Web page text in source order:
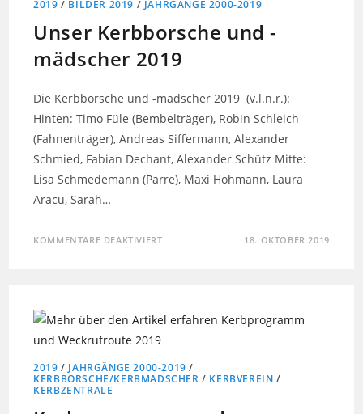
2019 / BILDER 2019 / JAHRGÄNGE 2000-2019
Unser Kerbborsche und -
mädscher 2019
Die Kerbborsche und -mädscher 2019 (v.l.n.r.):
Hinten: Timo Füle (Bembelträger), Robin Schleich
(Fahnenträger), Andreas Siffermann, Alexander
Schmied, Fabian Dechant, Alexander Schütz Mitte:
Lisa Schmedemann (Parre), Maxi Hohmann, Laura
Aracu, Sarah…
KOMMENTARE DEAKTIVIERT 18. OKTOBER 2019
2019 / JAHRGÄNGE 2000-2019 /
KERBBORSCHE/KERBMÄDSCHER / KERBVEREIN /
KERBZENTRALE